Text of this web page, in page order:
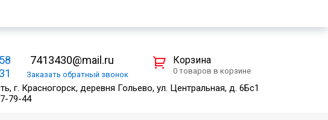
7413430@mail.ru
Заказать обратный звонок
г. Красногорск, деревня Гольево, ул. Центральная, д. 6Бс1
79-44
Корзина
0 товаров в корзине